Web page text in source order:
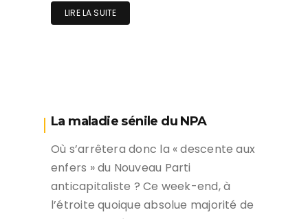
LIRE LA SUITE
La maladie sénile du NPA
Où s’arrêtera donc la « descente aux
enfers » du Nouveau Parti
anticapitaliste ? Ce week-end, à
l’étroite quoique absolue majorité de